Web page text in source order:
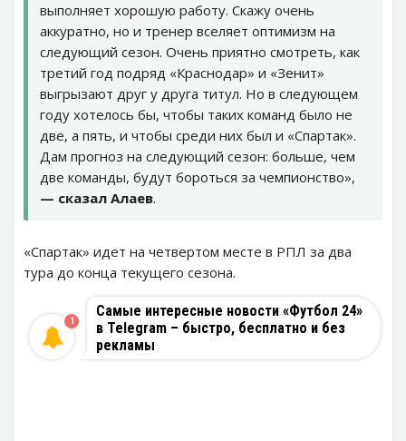
выполняет хорошую работу. Скажу очень
аккуратно, но и тренер вселяет оптимизм на
следующий сезон. Очень приятно смотреть, как
третий год подряд «Краснодар» и «Зенит»
выгрызают друг у друга титул. Но в следующем
году хотелось бы, чтобы таких команд было не
две, а пять, и чтобы среди них был и «Спартак».
Дам прогноз на следующий сезон: больше, чем
две команды, будут бороться за чемпионство»,
— сказал Алаев.
«Спартак» идет на четвертом месте в РПЛ за два
тура до конца текущего сезона.
Самые интересные новости «Футбол 24»
в Telegram – быстро, бесплатно и без
рекламы
1